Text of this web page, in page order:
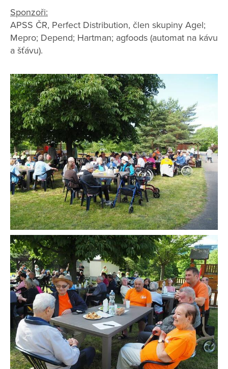
Sponzoři:
APSS ČR, Perfect Distribution, člen skupiny Agel;
Mepro; Depend; Hartman; agfoods (automat na kávu
a šťávu).